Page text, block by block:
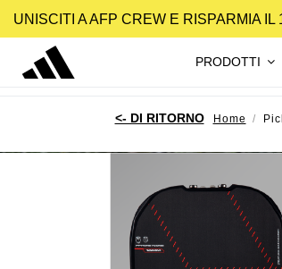
UNISCITI A AFP CREW E RISPARMIA
PRODOTTI
Home